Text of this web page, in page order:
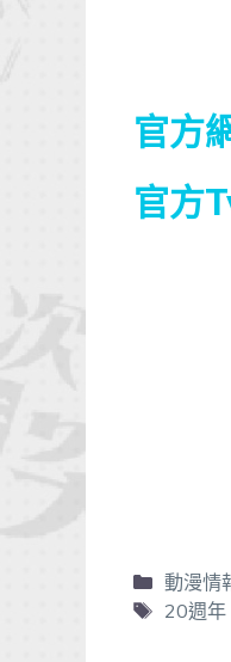
官方
官方
動漫情
20週年